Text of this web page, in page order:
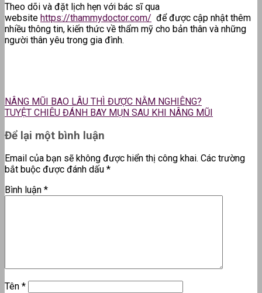
Theo dõi và đặt lịch hẹn với bác sĩ qua
website https://thammydoctor.com/ để được cập nhật thêm
nhiều thông tin, kiến thức về thẩm mỹ cho bản thân và những
người thân yêu trong gia đình.
NÂNG MŨI BAO LÂU THÌ ĐƯỢC NẰM NGHIÊNG?
TUYỆT CHIÊU ĐÁNH BAY MỤN SAU KHI NÂNG MŨI
Để lại một bình luận
Email của bạn sẽ không được hiển thị công khai. Các trường
bắt buộc được đánh dấu *
Bình luận *
Tên *